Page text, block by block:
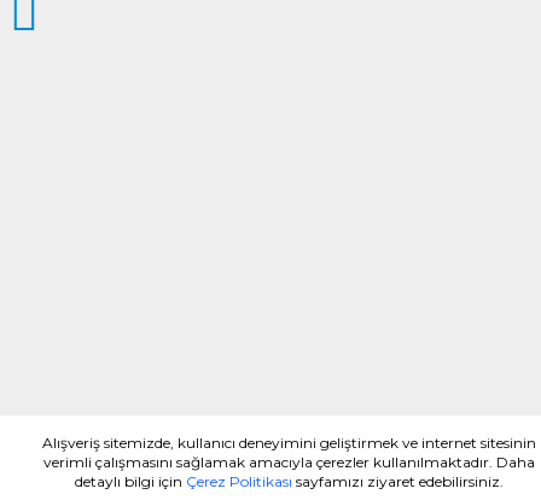
Alışveriş sitemizde, kullanıcı deneyimini geliştirmek ve internet sitesinin
verimli çalışmasını sağlamak amacıyla çerezler kullanılmaktadır. Daha
detaylı bilgi için Çerez Politikası sayfamızı ziyaret edebilirsiniz.